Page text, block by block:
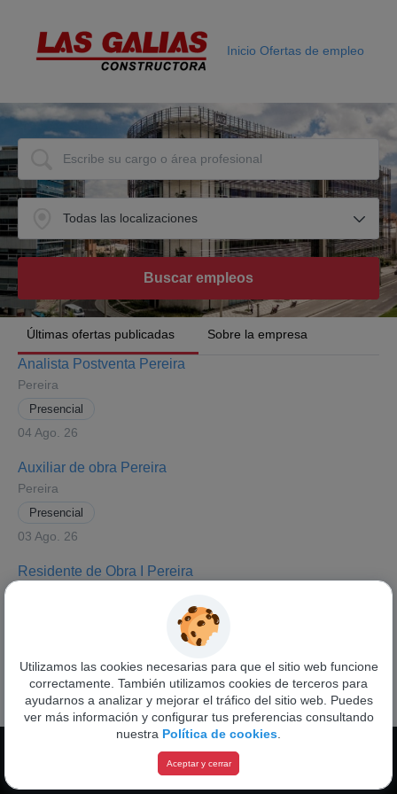
Inicio Ofertas de empleo
Últimas ofertas publicadas Sobre la empresa
Analista Postventa Pereira
Pereira
Presencial
04 Ago. 26
Auxiliar de obra Pereira
Pereira
Presencial
03 Ago. 26
Residente de Obra I Pereira
Ver todas las ofertas
Funciona conPandapé
Política de privacidad
Utilizamos las cookies necesarias para que el sitio web funcione
correctamente. También utilizamos cookies de terceros para
ayudarnos a analizar y mejorar el tráfico del sitio web. Puedes
ver más información y configurar tus preferencias consultando
nuestra Política de cookies
Aceptar y cerrar